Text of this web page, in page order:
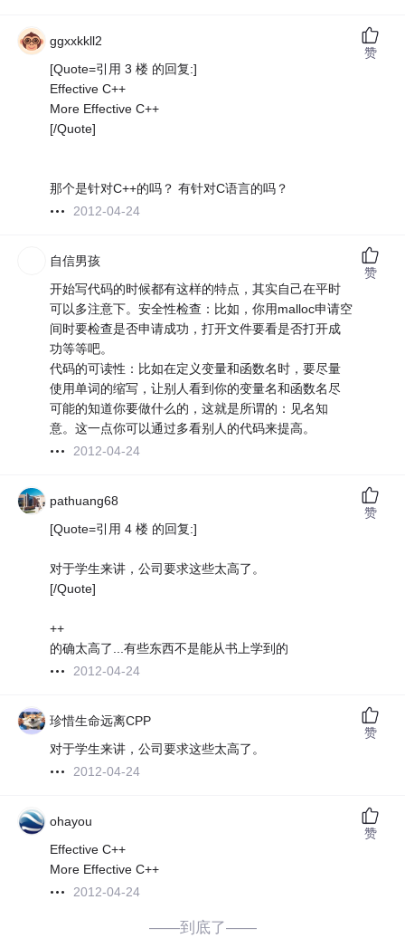
ggxxkkll2
[Quote=引用 3 楼 的回复:]
Effective C++
More Effective C++
[/Quote]
那个是针对C++的吗？ 有针对C语言的吗？
2012-04-24
赞
自信男孩
开始写代码的时候都有这样的特点，其实自己在平时
可以多注意下。安全性检查：比如，你用malloc申请空
间时要检查是否申请成功，打开文件要看是否打开成
功等等吧。
代码的可读性：比如在定义变量和函数名时，要尽量
使用单词的缩写，让别人看到你的变量名和函数名尽
可能的知道你要做什么的，这就是所谓的：见名知
意。这一点你可以通过多看别人的代码来提高。
2012-04-24
赞
pathuang68
[Quote=引用 4 楼 的回复:]
对于学生来讲，公司要求这些太高了。
[/Quote]
++
的确太高了...有些东西不是能从书上学到的
2012-04-24
赞
珍惜生命远离CPP
对于学生来讲，公司要求这些太高了。
2012-04-24
赞
ohayou
Effective C++
More Effective C++
2012-04-24
赞
——到底了——